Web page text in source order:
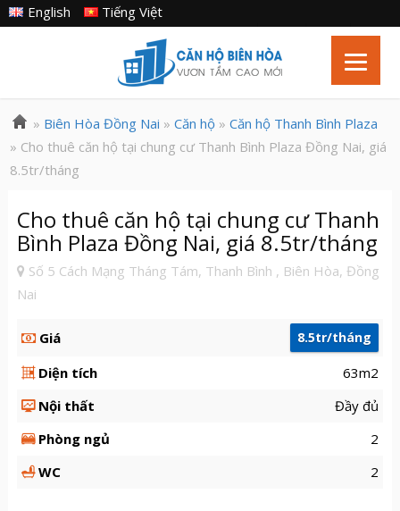
Tiếng Việt
English
» Biên Hòa Đồng Nai » Căn hộ» Căn hộ Thanh Bình Plaza
» Cho thuê căn hộ tại chung cư Thanh Bình Plaza Đồng Nai, giá
8.5tr/tháng
Cho thuê căn hộ tại chung cư Thanh
Bình Plaza Đồng Nai, giá 8.5tr/tháng
Số 5 Cách Mạng Tháng Tám, Thanh Bình , Biên Hòa, Đồng
Nai
Giá 8.5tr/tháng
Diện tích
63m2
Nội thất
Đầy đủ
Phòng ngủ
2
WC
2